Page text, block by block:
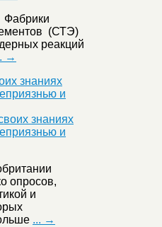
(СТЭ)
реакций
→
знаниях
и
опросов,
и
... →